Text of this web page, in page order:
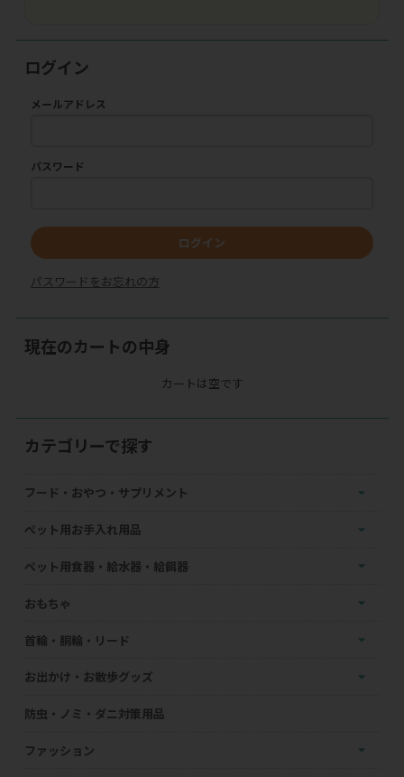
ログイン
メールアドレス
パスワード
ログイン
パスワードをお忘れの方
現在のカートの中身
カートは空です
カテゴリーで探す
フード・おやつ・サプリメント
ペット用お手入れ用品
ペット用食器・給水器・給餌器
おもちゃ
首輪・胴輪・リード
お出かけ・お散歩グッズ
防虫・ノミ・ダニ対策用品
ファッション